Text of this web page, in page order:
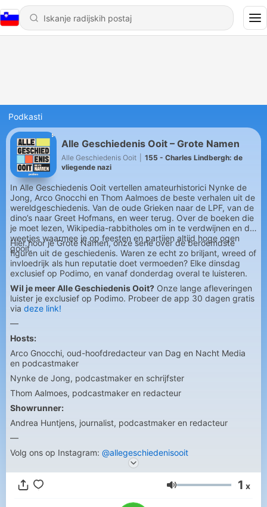
Podkasti
Alle Geschiedenis Ooit – Grote Namen
Alle Geschiedenis Ooit
155 - Charles Lindbergh: de
vliegende nazi
In Alle Geschiedenis Ooit vertellen amateurhistorici Nynke de
Jong, Arco Gnocchi en Thom Aalmoes de beste verhalen uit de
wereldgeschiedenis. Van de oude Grieken naar de LPF, van de
dino’s naar Greet Hofmans, en weer terug. Over de boeken die
je moet lezen, Wikipedia-rabbitholes om in te verdwijnen en de
weetjes waarmee je op feesten en partijen altijd hoge ogen
gooit.
Hier hoor je Grote Namen, onze serie over de beroemdste
figuren uit de geschiedenis. Waren ze echt zo briljant, wreed of
invloedrijk als hun reputatie doet vermoeden? Elke dinsdag
exclusief op Podimo, en vanaf donderdag overal te luisteren.
Wil je meer Alle Geschiedenis Ooit? Onze lange afleveringen
luister je exclusief op Podimo. Probeer de app 30 dagen gratis
via deze link!
—
Hosts:
Arco Gnocchi, oud-hoofdredacteur van Dag en Nacht Media
en podcastmaker
Nynke de Jong, podcastmaker en schrijfster
Thom Aalmoes, podcastmaker en redacteur
Showrunner:
Andrea Huntjens, journalist, podcastmaker en redacteur
—
Volg ons op Instagram: @allegeschiedenisooit
Glasnost 1 x